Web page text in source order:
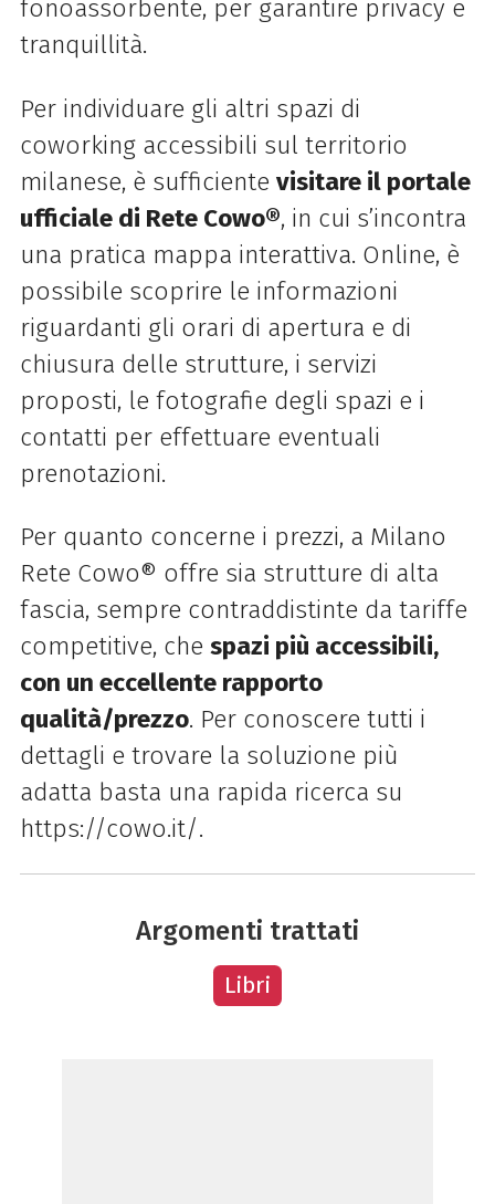
fonoassorbente, per garantire privacy e
tranquillità.
Per individuare gli altri spazi di
coworking accessibili sul territorio
milanese, è sufficiente visitare il portale
ufficiale di Rete Cowo®, in cui s’incontra
una pratica mappa interattiva. Online, è
possibile scoprire le informazioni
riguardanti gli orari di apertura e di
chiusura delle strutture, i servizi
proposti, le fotografie degli spazi e i
contatti per effettuare eventuali
prenotazioni.
Per quanto concerne i prezzi, a Milano
Rete Cowo® offre sia strutture di alta
fascia, sempre contraddistinte da tariffe
competitive, che spazi più accessibili,
con un eccellente rapporto
qualità/prezzo. Per conoscere tutti i
dettagli e trovare la soluzione più
adatta basta una rapida ricerca su
https://cowo.it/.
Argomenti trattati
Libri